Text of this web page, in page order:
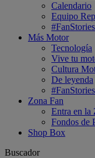
Calendario
Equipo
Más Motor
Tecnología
Vive tu
Cultura
De leyenda
Zona Fan
Entra en la
Fondos de
Shop Box
Buscador